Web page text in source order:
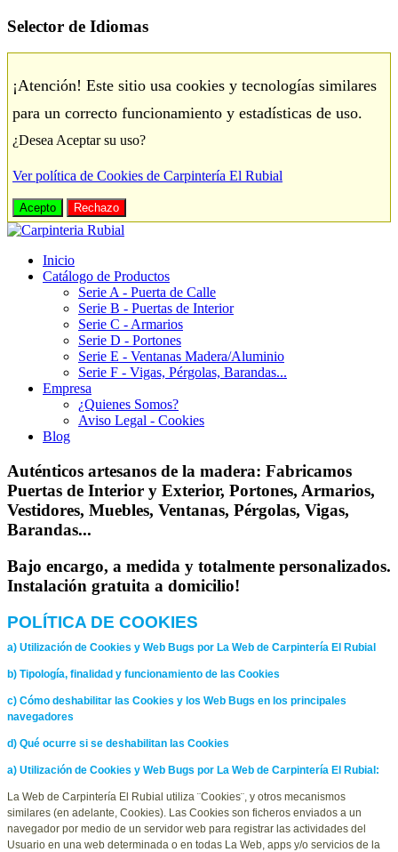
Selector de Idiomas
¡Atención! Este sitio usa cookies y tecnologías similares
para un correcto funcionamiento y estadísticas de uso.
¿Desea Aceptar su uso?
Ver política de Cookies de Carpintería El Rubial
Acepto Rechazo
Inicio
Catálogo de Productos
Serie A - Puerta de Calle
Serie B - Puertas de Interior
Serie C - Armarios
Serie D - Portones
Serie E - Ventanas Madera/Aluminio
Serie F - Vigas, Pérgolas, Barandas...
Empresa
¿Quienes Somos?
Aviso Legal - Cookies
Blog
Auténticos artesanos de la madera: Fabricamos
Puertas de Interior y Exterior, Portones, Armarios,
Vestidores, Muebles, Ventanas, Pérgolas, Vigas,
Barandas...
Bajo encargo, a medida y totalmente personalizados.
Instalación gratuita a domicilio!
POLÍTICA DE COOKIES
a) Utilización de Cookies y Web Bugs por La Web de Carpintería El Rubial
b) Tipología, finalidad y funcionamiento de las Cookies
c) Cómo deshabilitar las Cookies y los Web Bugs en los principales
navegadores
d) Qué ocurre si se deshabilitan las Cookies
a) Utilización de Cookies y Web Bugs por La Web de Carpintería El Rubial:
La Web de Carpintería El Rubial utiliza ¨Cookies¨, y otros mecanismos
similares (en adelante, Cookies). Las Cookies son ficheros enviados a un
navegador por medio de un servidor web para registrar las actividades del
Usuario en una web determinada o en todas La Web, apps y/o servicios de la